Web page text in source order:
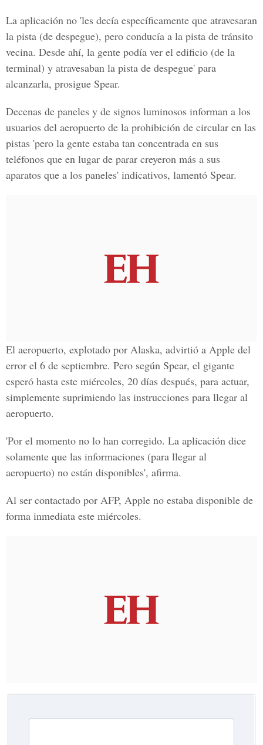
La aplicación no 'les decía específicamente que atravesaran
la pista (de despegue), pero conducía a la pista de tránsito
vecina. Desde ahí, la gente podía ver el edificio (de la
terminal) y atravesaban la pista de despegue' para
alcanzarla, prosigue Spear.
Decenas de paneles y de signos luminosos informan a los
usuarios del aeropuerto de la prohibición de circular en las
pistas 'pero la gente estaba tan concentrada en sus
teléfonos que en lugar de parar creyeron más a sus
aparatos que a los paneles' indicativos, lamentó Spear.
El aeropuerto, explotado por Alaska, advirtió a Apple del
error el 6 de septiembre. Pero según Spear, el gigante
esperó hasta este miércoles, 20 días después, para actuar,
simplemente suprimiendo las instrucciones para llegar al
aeropuerto.
'Por el momento no lo han corregido. La aplicación dice
solamente que las informaciones (para llegar al
aeropuerto) no están disponibles', afirma.
Al ser contactado por AFP, Apple no estaba disponible de
forma inmediata este miércoles.